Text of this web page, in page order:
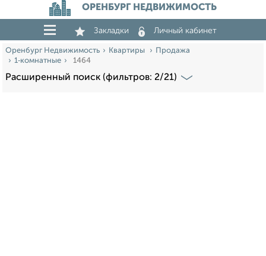
ОРЕНБУРГ НЕДВИЖИМОСТЬ
Закладки Личный кабинет
Оренбург Недвижимость Квартиры
Продажа
1‑комнатные
1464
Расширенный поиск (фильтров: 2/21)